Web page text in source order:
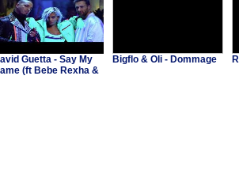
Guetta - Say My
(ft Bebe Rexha &
Bigflo & Oli - Dommage